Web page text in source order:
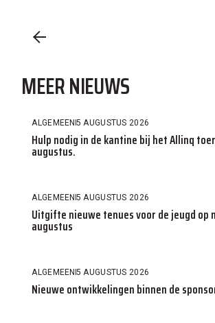
MEER NIEUWS
ALGEMEEN5 AUGUSTUS 2026
Hulp nodig in de kantine bij het Allinq
augustus.
ALGEMEEN5 AUGUSTUS 2026
Uitgifte nieuwe tenues voor de jeugd op
augustus
ALGEMEEN5 AUGUSTUS 2026
Nieuwe ontwikkelingen binnen de